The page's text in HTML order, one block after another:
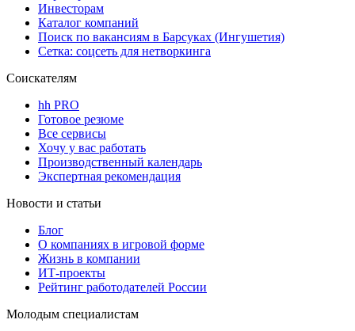
Инвесторам
Каталог компаний
Поиск по вакансиям в Барсуках (Ингушетия)
Сетка: соцсеть для нетворкинга
Соискателям
hh PRO
Готовое резюме
Все сервисы
Хочу у вас работать
Производственный календарь
Экспертная рекомендация
Новости и статьи
Блог
О компаниях в игровой форме
Жизнь в компании
ИТ-проекты
Рейтинг работодателей России
Молодым специалистам